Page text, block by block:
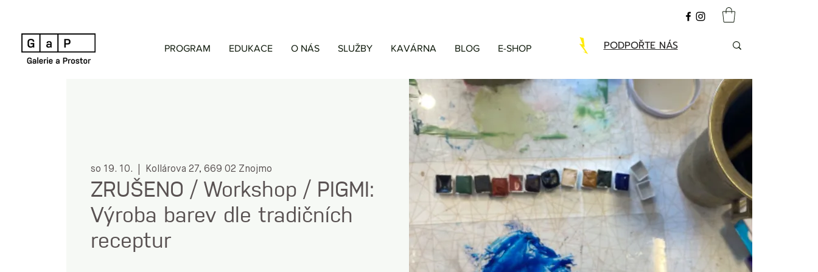
PROGRAM EDUKACE O NÁS SLUŽBY KAVÁRNA BLOG E-SHOP PODPOŘTE NÁS
so 19. 10. Kollárova 27, 669 02 Znojmo
ZRUŠENO / Workshop / PIGMI:
Výroba barev dle tradičních
receptur